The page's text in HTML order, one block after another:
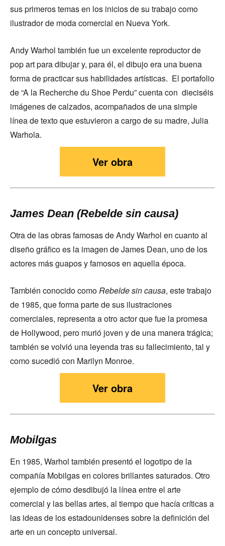
sus primeros temas en los inicios de su trabajo como
ilustrador de moda comercial en Nueva York.
Andy Warhol también fue un excelente reproductor de
pop art para dibujar y, para él, el dibujo era una buena
forma de practicar sus habilidades artísticas. El portafolio
de “A la Recherche du Shoe Perdu” cuenta con dieciséis
imágenes de calzados, acompañados de una simple
línea de texto que estuvieron a cargo de su madre, Julia
Warhola.
Ver obra
James Dean (Rebelde sin causa)
Otra de las obras famosas de Andy Warhol en cuanto al
diseño gráfico es la imagen de James Dean, uno de los
actores más guapos y famosos en aquella época.
También conocido comoRebelde sin causa, este trabajo
de 1985, que forma parte de sus ilustraciones
comerciales, representa a otro actor que fue la promesa
de Hollywood, pero murió joven y de una manera trágica;
también se volvió una leyenda tras su fallecimiento, tal y
como sucedió con Marilyn Monroe.
Ver obra
Mobilgas
En 1985, Warhol también presentó el logotipo de la
compañía Mobilgas en colores brillantes saturados. Otro
ejemplo de cómo desdibujó la línea entre el arte
comercial y las bellas artes, al tiempo que hacía críticas a
las ideas de los estadounidenses sobre la definición del
arte en un concepto universal.